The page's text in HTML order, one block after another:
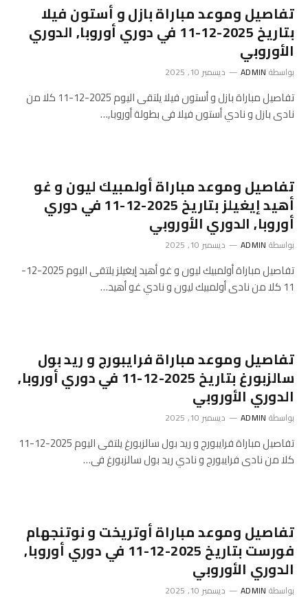
تفاصيل وموعد مباراة بازل و أستون فيلا
بتاريخ 2025-12-11 في دوري أوروبا, الدوري
الأوروبي
بواسطة ADMIN ديسمبر 10, 2025
تفاصيل مباراة بازل و أستون فيلا يلتقى اليوم 2025-12-11 كلا من
نادى بازل و نادي أستون فيلا فى بطولة أوروبا,…
تفاصيل وموعد مباراة أولمبيك ليون و غو
أهيد إيغيلز بتاريخ 2025-12-11 في دوري
أوروبا, الدوري الأوروبي
بواسطة ADMIN ديسمبر 10, 2025
تفاصيل مباراة أولمبيك ليون و غو أهيد إيغيلز يلتقى اليوم 2025-12-
11 كلا من نادى أولمبيك ليون و نادي غو أهيد…
تفاصيل وموعد مباراة فرايبورج و ريد بول
سالزبورغ بتاريخ 2025-12-11 في دوري أوروبا,
الدوري الأوروبي
بواسطة ADMIN ديسمبر 10, 2025
تفاصيل مباراة فرايبورج و ريد بول سالزبورغ يلتقى اليوم 2025-12-11
كلا من نادى فرايبورج و نادي ريد بول سالزبورغ فى…
تفاصيل وموعد مباراة أوتريخت و نوتنجهام
فورست بتاريخ 2025-12-11 في دوري أوروبا,
الدوري الأوروبي
بواسطة ADMIN ديسمبر 10, 2025